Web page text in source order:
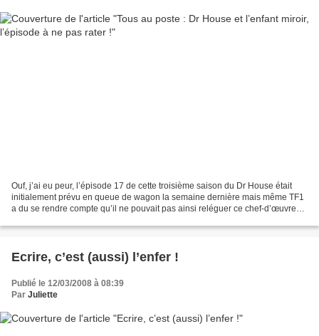
Ouf, j’ai eu peur, l’épisode 17 de cette troisième saison du Dr House était
initialement prévu en queue de wagon la semaine dernière mais même TF1
a du se rendre compte qu’il ne pouvait pas ainsi reléguer ce chef-d’œuvre
Ecrire, c’est (aussi) l’enfer !
Publié le 12/03/2008 à 08:39
Par Juliette